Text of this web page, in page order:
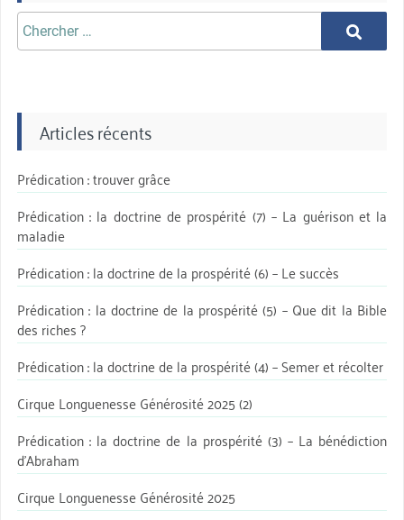
Chercher
aprè:
Chercher
Articles récents
Prédication : trouver grâce
Prédication : la doctrine de prospérité (7) – La guérison et la
maladie
Prédication : la doctrine de la prospérité (6) – Le succès
Prédication : la doctrine de la prospérité (5) – Que dit la Bible
des riches ?
Prédication : la doctrine de la prospérité (4) – Semer et récolter
Cirque Longuenesse Générosité 2025 (2)
Prédication : la doctrine de la prospérité (3) – La bénédiction
d’Abraham
Cirque Longuenesse Générosité 2025